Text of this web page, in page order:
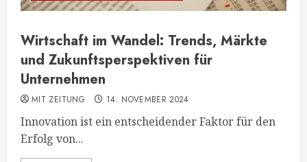
Wirtschaft im Wandel: Trends, Märkte
und Zukunftsperspektiven für
Unternehmen
MIT ZEITUNG 14. NOVEMBER 2024
Innovation ist ein entscheidender Faktor für den
Erfolg von...